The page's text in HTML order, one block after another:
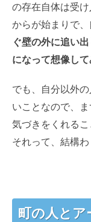
の存在自体は受
からが始まりで、
ぐ壁の外に追い
になって想像して
でも、自分以外
いことなので、
気づきをくれるこ
それって、結構わ
町の人と